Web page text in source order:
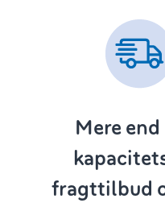
Mere end
fragttilbud